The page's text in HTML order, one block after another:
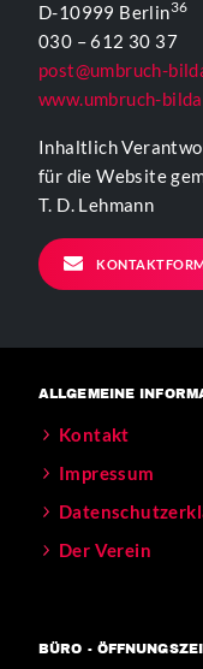
D-10999 Berlin36
030 – 612 30 37
post@umbruch-
www.umbruch-
Inhaltlich
für die Website
T. D. Lehmann
ALLGEMEINE
Kontakt
Impressum
Der Verein
BÜRO -